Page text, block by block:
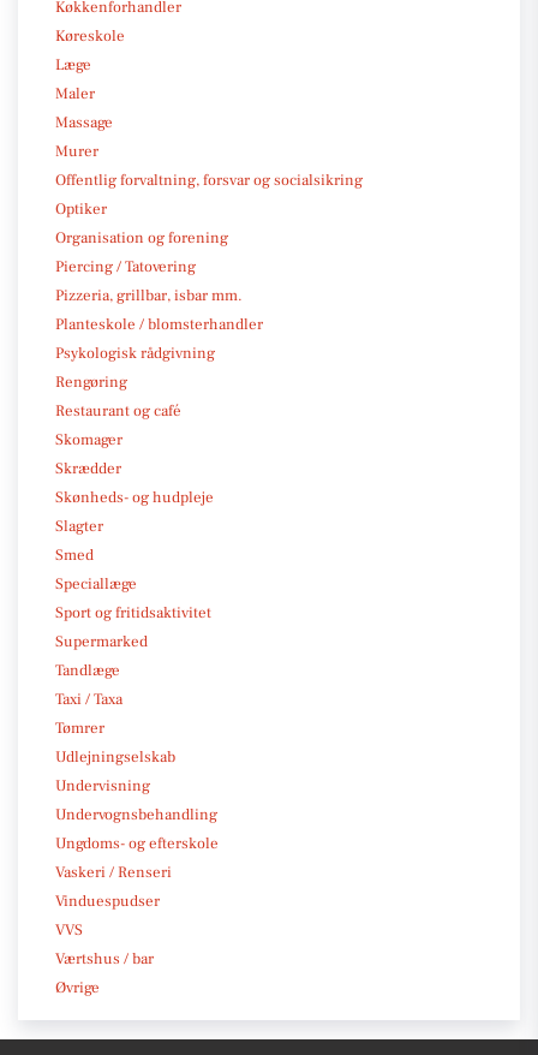
Køkkenforhandler
Køreskole
Læge
Maler
Massage
Murer
Offentlig forvaltning, forsvar og socialsikring
Optiker
Organisation og forening
Piercing / Tatovering
Pizzeria, grillbar, isbar mm.
Planteskole / blomsterhandler
Psykologisk rådgivning
Rengøring
Restaurant og café
Skomager
Skrædder
Skønheds- og hudpleje
Slagter
Smed
Speciallæge
Sport og fritidsaktivitet
Supermarked
Tandlæge
Taxi / Taxa
Tømrer
Udlejningselskab
Undervisning
Undervognsbehandling
Ungdoms- og efterskole
Vaskeri / Renseri
Vinduespudser
VVS
Værtshus / bar
Øvrige